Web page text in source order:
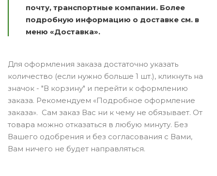
почту, транспортные компании. Более
подробную информацию о доставке см. в
меню «Доставка».
Для оформления заказа достаточно указать
количество (если нужно больше 1 шт.), кликнуть на
значок - "В корзину" и перейти к оформлению
заказа. Рекомендуем «Подробное оформление
заказа». Сам заказ Вас ни к чему не обязывает. От
товара можно отказаться в любую минуту. Без
Вашего одобрения и без согласования с Вами,
Вам ничего не будет направляться.